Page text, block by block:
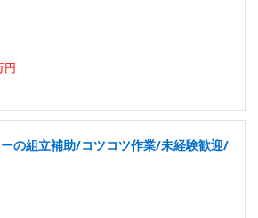
円
の組立補助/コツコツ作業/未経験歓迎/